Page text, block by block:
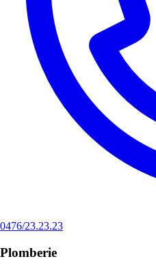
0476/23.23.23
Plomberie